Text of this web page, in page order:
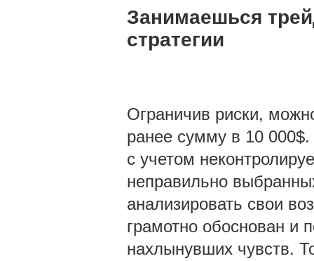
Занимаешься
стратегии
Ограничив риски,
ранее сумму в 10
с учетом
неправильно
анализировать свои
грамотно обоснован и
нахлынувших чувств.